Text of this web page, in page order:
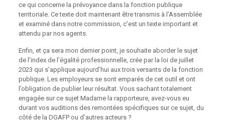
ce qui concerne la prévoyance dans la fonction publique
territoriale. Ce texte doit maintenant être transmis à l’Assemblée
et examiné dans notre commission, c’est un texte important et
attendu par nos agents.
Enfin, et ça sera mon dernier point, je souhaite aborder le sujet
de l’index de l’égalité professionnelle, crée par la loi de juillet
2023 qui s’applique aujourd’hui aux trois versants de la fonction
publique. Les employeurs se sont emparés de cet outil et ont
l’obligation de publier leur résultat. Vous sachant totalement
engagée sur ce sujet Madame la rapporteure, avez-vous eu
durant vos auditions des remontées spécifiques sur ce sujet, du
côté de la DGAFP ou d’autres acteurs ?